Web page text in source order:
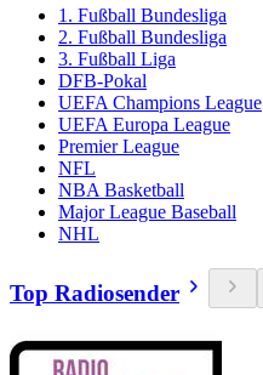
1. Fußball Bundesliga
2. Fußball Bundesliga
3. Fußball Liga
DFB-Pokal
UEFA Champions League
UEFA Europa League
Premier League
NFL
NBA Basketball
Major League Baseball
NHL
Top Radiosender